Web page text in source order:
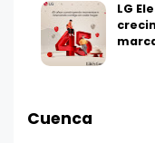
LG
Cuenca